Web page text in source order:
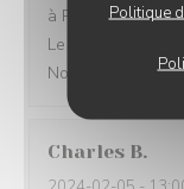
Politique
à Paris. La
Le service sont à
Nous
Charles B